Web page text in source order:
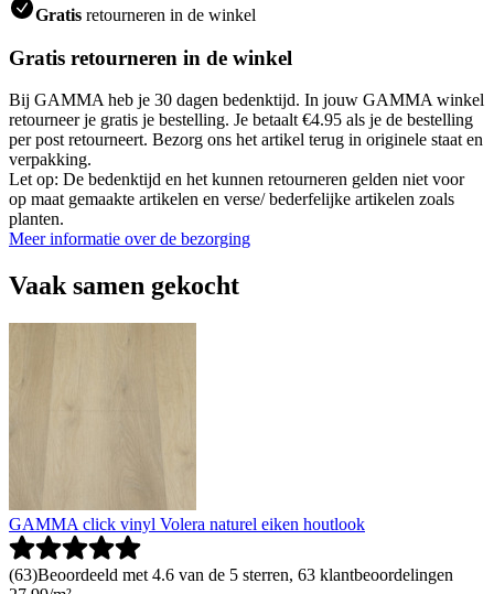
Gratis retourneren in de winkel
Gratis retourneren in de winkel
Bij GAMMA heb je 30 dagen bedenktijd. In jouw GAMMA winkel
retourneer je gratis je bestelling. Je betaalt €4.95 als je de bestelling
per post retourneert. Bezorg ons het artikel terug in originele staat en
verpakking.
Let op: De bedenktijd en het kunnen retourneren gelden niet voor
op maat gemaakte artikelen en verse/ bederfelijke artikelen zoals
planten.
Meer informatie over de bezorging
Vaak samen gekocht
GAMMA click vinyl Volera naturel eiken houtlook
(63)Beoordeeld met 4.6 van de 5 sterren, 63 klantbeoordelingen